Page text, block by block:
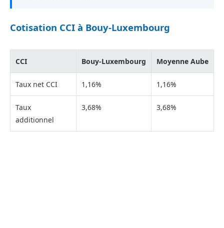
Cotisation CCI à Bouy-Luxembourg
CCI Bouy-Luxembourg Moyenne Aube
Taux net CCI 1,16% 1,16%
Taux
additionnel
3,68% 3,68%